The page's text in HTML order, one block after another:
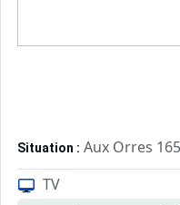
Situation : Aux Orres
Appartement de
TV